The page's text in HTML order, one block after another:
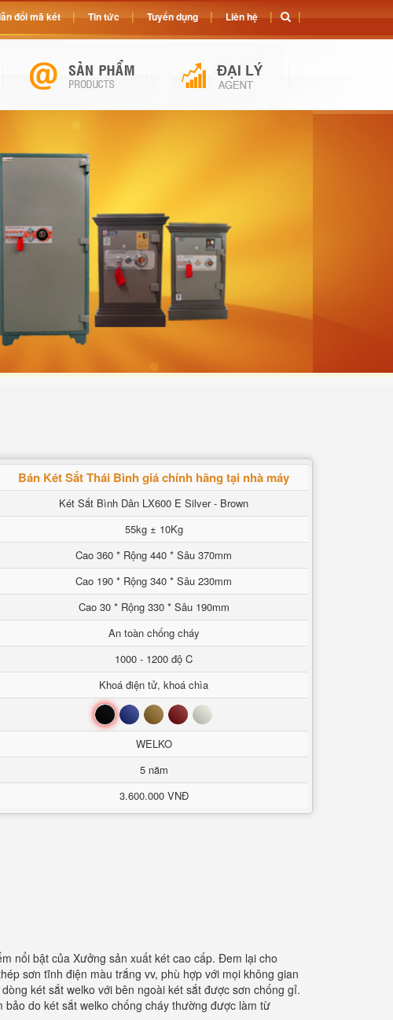
Bán Két Sắt Thái Bình giá chính hãng tại nhà máy
Két Sắt Bình Dân LX600 E Silver - Brown
55kg ± 10Kg
Cao 360 * Rộng 440 * Sâu 370mm
Cao 190 * Rộng 340 * Sâu 230mm
Cao 30 * Rộng 330 * Sâu 190mm
An toàn chống cháy
1000 - 1200 độ C
Khoá điện tử, khoá chìa
Đen Xanh Nâu Đỏ Trắng
WELKO
5 năm
3.600.000 VNĐ
nổi bật của Xưởng sản xuất két cao cấp. Đem lại cho
sơn tĩnh điện màu trắng vv, phù hợp với mọi không gian
két sắt welko với bên ngoài két sắt được sơn chống gỉ.
do két sắt welko chống cháy thường được làm từ
đổi mã két Tin tức Tuyển dụng Liên hệ